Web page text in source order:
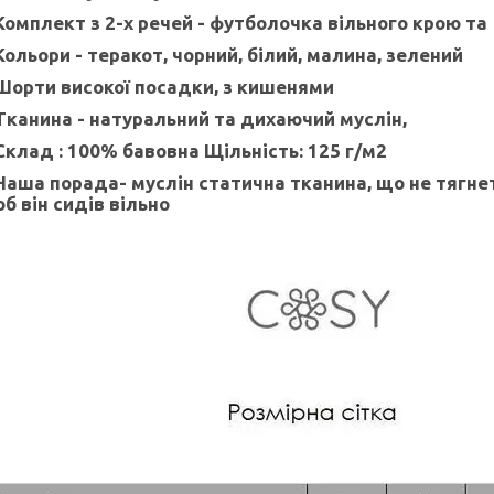
з 2-х речей - футболочка вільного крою
- теракот, чорний, білий, малина, зелений
високої посадки, з кишенями
- натуральний та дихаючий муслін,
: 100% бавовна Щільність: 125 г/м2
порада- муслін статична тканина, що не
він сидів вільно